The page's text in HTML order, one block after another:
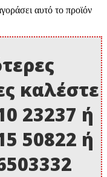
αυτό το προϊόν
καλέστε
23237 ή
50822 ή